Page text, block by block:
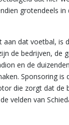
grotendeels in
aan dat voetbal, is
de bedrijven, de
en de
Sponsoring is
die zorgt dat de
velden van